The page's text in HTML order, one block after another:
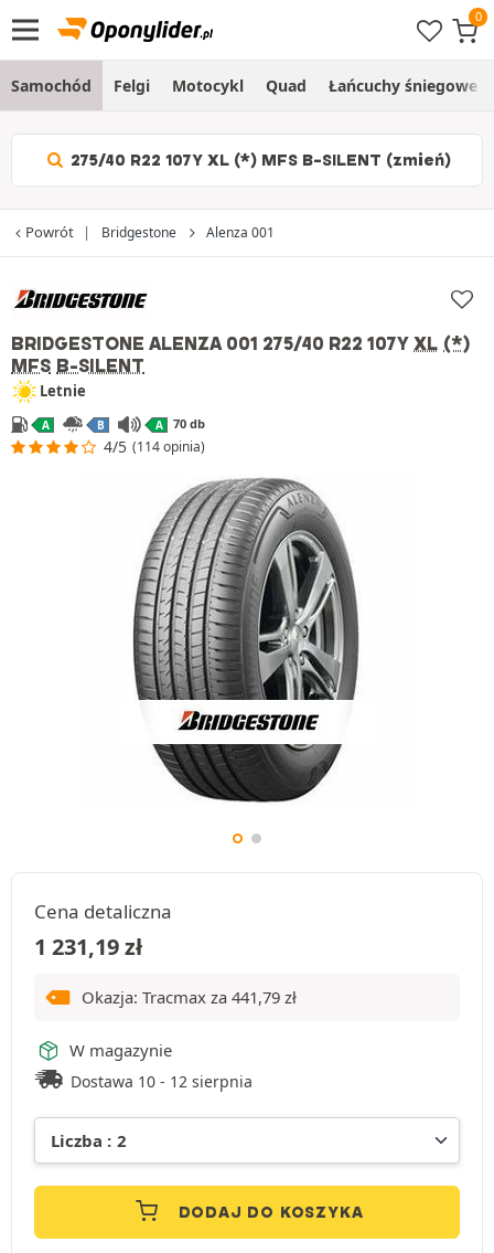
Samochód Felgi Motocykl Quad Łańcuchy śniegowe
275/40 R22 107Y XL (*) MFS B-SILENT (zmień)
Powrót Bridgestone Alenza 001
BRIDGESTONE ALENZA 001 275/40 R22 107Y XL (*)
MFS B-SILENT
Letnie
A B A 70 db
4/5 (114 opinia)
Cena detaliczna
1 231,19zł
Okazja: Tracmax za 441,79 zł
W magazynie
Dostawa 10 - 12 sierpnia
DODAJ DO KOSZYKA